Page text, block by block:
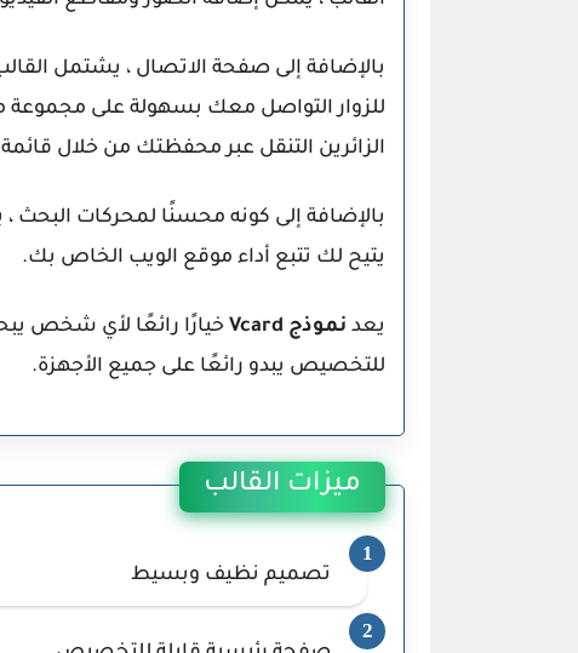
بالإضافة إلى صفحة الاتصال ، يشتمل
للزوار التواصل معك بسهولة على
الزائرين التنقل عبر محفظتك من خلال
بالإضافة إلى كونه محسنًا لمحركات البحث
يتيح لك تتبع أداء موقع الويب الخاص بك.
يعد نموذج Vcard خيارًا رائعًا لأي شخص
للتخصيص يبدو رائعًا على جميع الأجهزة.
ميزات القالب
تصميم نظيف وبسيط